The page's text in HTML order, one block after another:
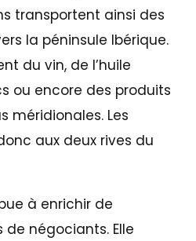
transportent ainsi des
la péninsule Ibérique.
du vin, de l’huile
ou encore des produits
méridionales. Les
aux deux rives du
à enrichir de
négociants. Elle